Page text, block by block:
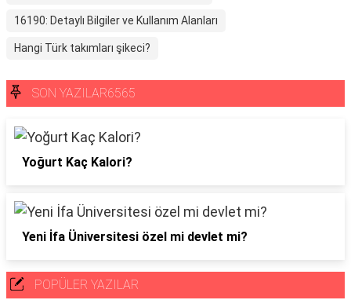
16190: Detaylı Bilgiler ve Kullanım Alanları
Hangi Türk takımları şikeci?
SON YAZILAR6565
Yoğurt Kaç Kalori?
Yeni İfa Üniversitesi özel mi devlet mi?
POPÜLER YAZILAR